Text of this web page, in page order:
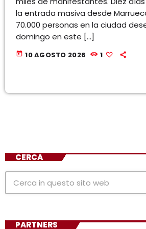
la entrada masiva desde
70.000 personas en la ciudad
domingo en este […]
today 10 AGOSTO 2026 1
CERCA
PARTNERS